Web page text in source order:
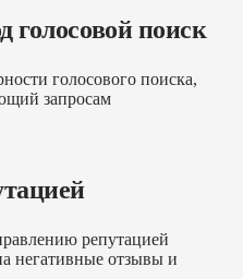
голосовой поиск
голосового поиска,
запросам
репутацией
негативные отзывы и